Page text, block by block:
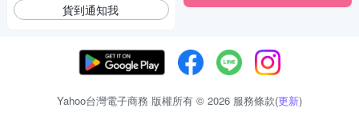
貨到通知我
Yahoo台灣電子商務 版權所有 © 2026 服務條款(更新)